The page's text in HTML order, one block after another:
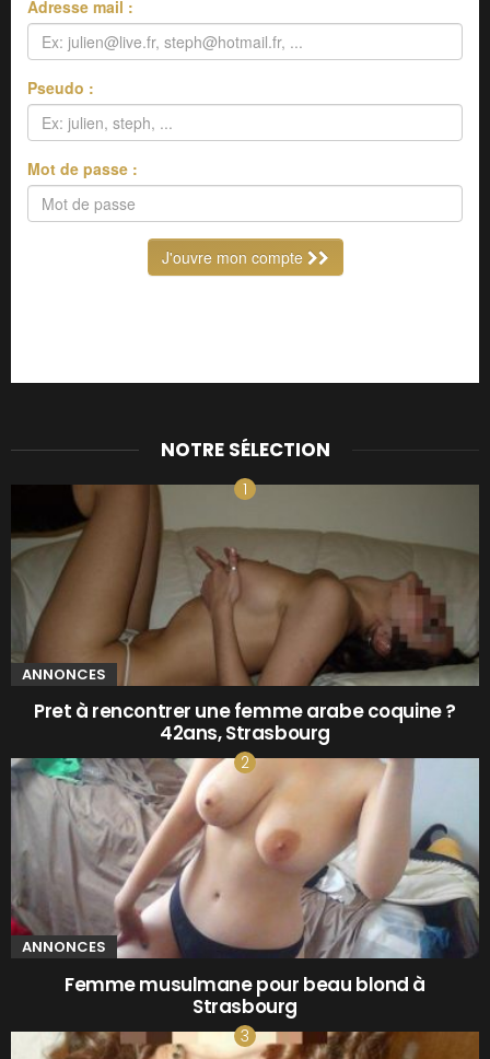
NOTRE SÉLECTION
ANNONCES
Pret à rencontrer une femme arabe coquine ?
42ans, Strasbourg
ANNONCES
Femme musulmane pour beau blond à
Strasbourg